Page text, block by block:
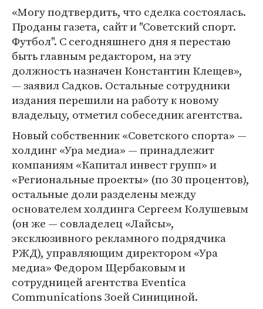
«Могу подтвердить, что сделка состоялась.
Проданы газета, сайт и "Советский спорт.
Футбол". С сегодняшнего дня я перестаю
быть главным редактором, на эту
должность назначен Константин Клещев»,
— заявил Садков. Остальные сотрудники
издания перешили на работу к новому
владельцу, отметил собеседник агентства.
Новый собственник «Советского спорта» —
холдинг «Ура медиа» — принадлежит
компаниям «Капитал инвест групп» и
«Региональные проекты» (по 30 процентов),
остальные доли разделены между
основателем холдинга Сергеем Колушевым
(он же — совладелец «Лайсы»,
эксклюзивного рекламного подрядчика
РЖД), управляющим директором «Ура
медиа» Федором Щербаковым и
сотрудницей агентства Eventica
Communications Зоей Синициной.